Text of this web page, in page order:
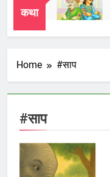
कथा
Year Ago
Home #साप
#साप